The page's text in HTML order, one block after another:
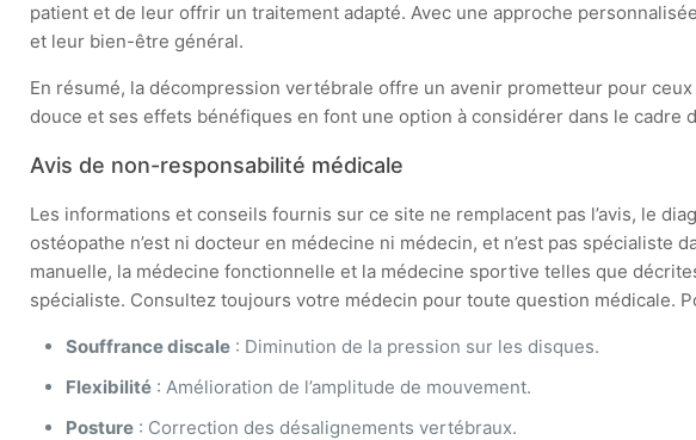
patient et de leur offrir un traitement adapté. Avec une approche
et leur bien-être général.
En résumé, la décompression vertébrale offre un avenir prometteur pour
douce et ses effets bénéfiques en font une option à considérer dans le cadre
Avis de non-responsabilité médicale
Les informations et conseils fournis sur ce site ne remplacent pas l’avis, le
ostéopathe n’est ni docteur en médecine ni médecin, et n’est pas
manuelle, la médecine fonctionnelle et la médecine sportive telles que
spécialiste. Consultez toujours votre médecin pour toute question médicale.
Souffrance discale : Diminution de la pression sur les disques.
Flexibilité : Amélioration de l’amplitude de mouvement.
Posture : Correction des désalignements vertébraux.